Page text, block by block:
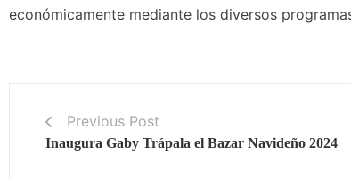
económicamente mediante los diversos
Previous Post
Inaugura Gaby Trápala el Bazar Navideño 2024